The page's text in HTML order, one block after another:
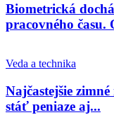
Biometrická
pracovného času.
Veda a technika
Najčastejšie
stáť peniaze aj...